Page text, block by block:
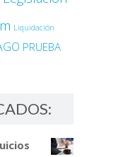
Liquidación
PRUEBA